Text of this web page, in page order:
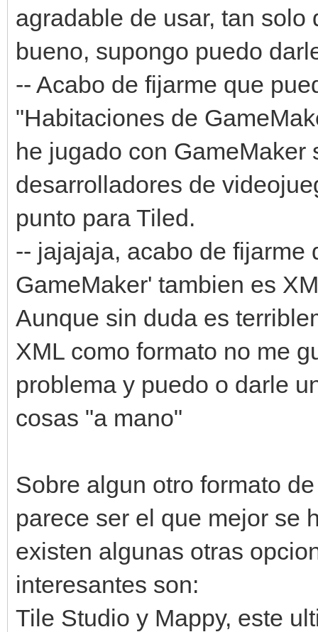
agradable de usar, tan
bueno, supongo puedo
-- Acabo de fijarme que
"Habitaciones de
he jugado con GameMaker
desarrolladores de
punto para Tiled.
-- jajajaja, acabo de fijarme
GameMaker' tambien es
Aunque sin duda es
XML como formato no me
problema y puedo o darle
cosas "a mano"
Sobre algun otro formato
parece ser el que mejor se
existen algunas otras
interesantes son:
Tile Studio y Mappy, este